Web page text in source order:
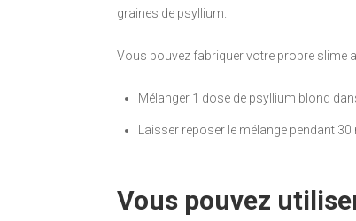
graines de psyllium.
Vous pouvez fabriquer votre propre slime
Mélanger 1 dose de psyllium blond
Laisser reposer le mélange pendant 30
Vous pouvez